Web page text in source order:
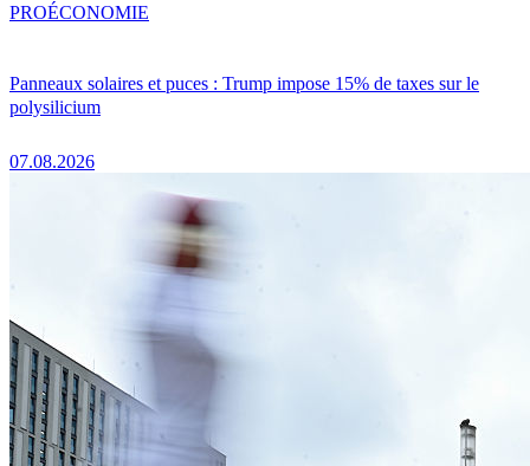
Panneaux solaires et puces : Trump impose 15% de taxes sur le
polysilicium
07.08.2026
PROÉCONOMIE